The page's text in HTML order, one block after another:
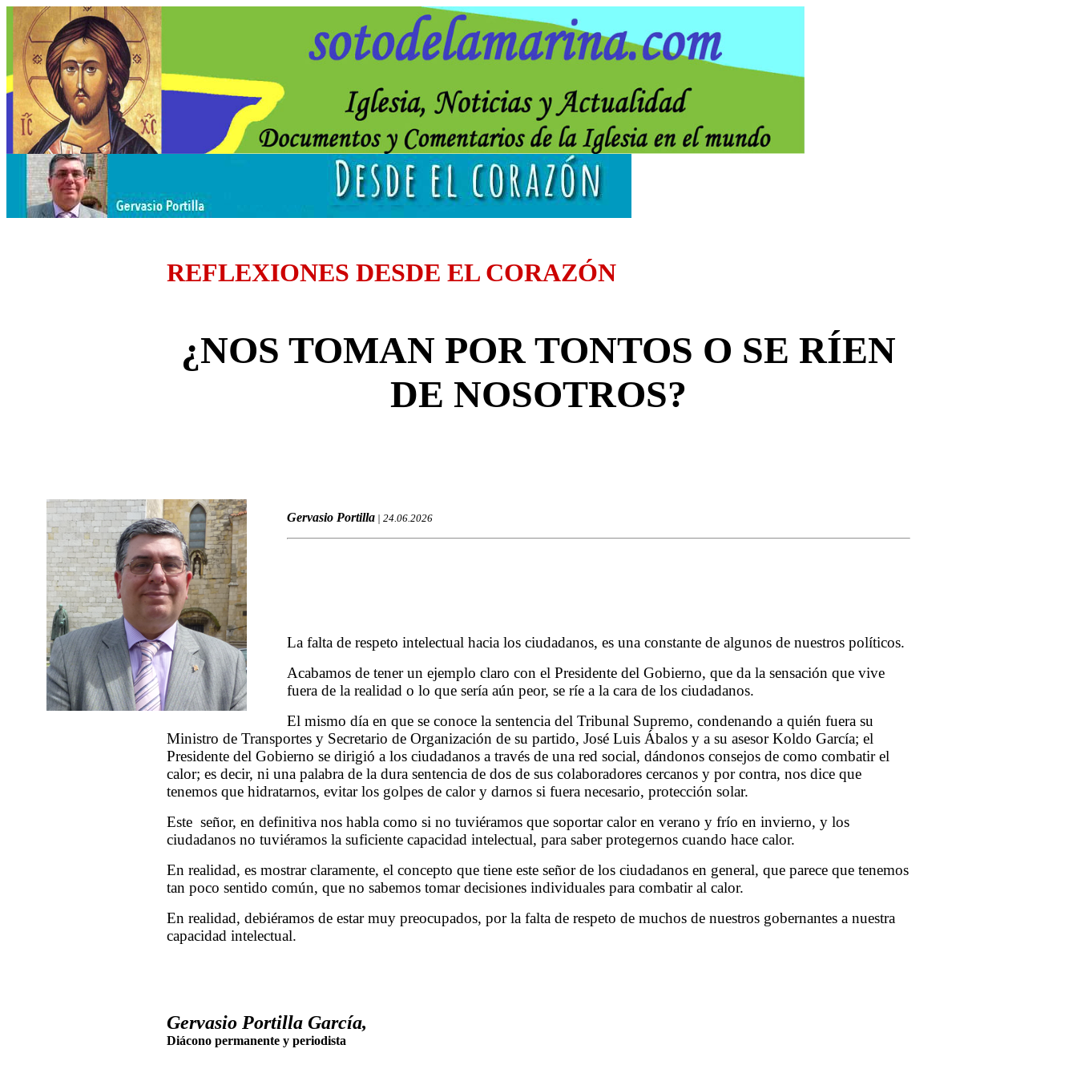
REFLEXIONES DESDE EL CORAZÓN
¿NOS TOMAN POR TONTOS O SE RÍEN
DE NOSOTROS?
Gervasio Portilla | 24.06.2026
La falta de respeto intelectual hacia los ciudadanos, es una constante de algunos de nuestros políticos.
Acabamos de tener un ejemplo claro con el Presidente del Gobierno, que da la sensación que vive
fuera de la realidad o lo que sería aún peor, se ríe a la cara de los ciudadanos.
El mismo día en que se conoce la sentencia del Tribunal Supremo, condenando a quién fuera su
Ministro de Transportes y Secretario de Organización de su partido, José Luis Ábalos y a su asesor Koldo García; el
Presidente del Gobierno se dirigió a los ciudadanos a través de una red social, dándonos consejos de como combatir el
calor; es decir, ni una palabra de la dura sentencia de dos de sus colaboradores cercanos y por contra, nos dice que
tenemos que hidratarnos, evitar los golpes de calor y darnos si fuera necesario, protección solar.
Este señor, en definitiva nos habla como si no tuviéramos que soportar calor en verano y frío en invierno, y los
ciudadanos no tuviéramos la suficiente capacidad intelectual, para saber protegernos cuando hace calor.
En realidad, es mostrar claramente, el concepto que tiene este señor de los ciudadanos en general, que parece que tenemos
tan poco sentido común, que no sabemos tomar decisiones individuales para combatir al calor.
En realidad, debiéramos de estar muy preocupados, por la falta de respeto de muchos de nuestros gobernantes a nuestra
capacidad intelectual.
Gervasio Portilla García,
Diácono permanente y periodista